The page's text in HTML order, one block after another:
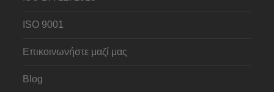
ISO 9001
Επικοινωνήστε μαζί μας
Blog